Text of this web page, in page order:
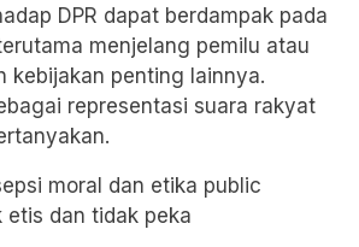
DPR dapat berdampak pada
menjelang pemilu atau
kebijakan penting lainnya.
representasi suara rakyat
moral dan etika public
dan tidak peka